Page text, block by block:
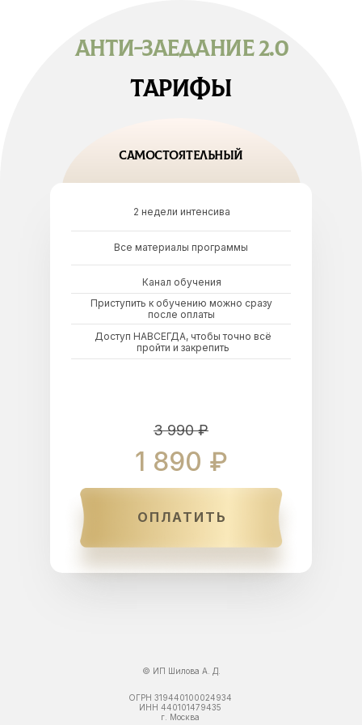
тарифы
самостоятельный
2 недели интенсива
Все материалы программы
Канал обучения
Приступить к обучению можно сразу
после оплаты
Доступ НАВСЕГДА, чтобы точно всё
пройти и закрепить
3 990 ₽
1 890 ₽
Анти-заедание 2.0
ОПЛАТИТЬ
© ИП Шилова А. Д.
ОГРН 319440100024934
ИНН 440101479435
г. Москва